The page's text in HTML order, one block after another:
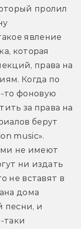
пролил
явление
которая
права на
Когда по
то фоновую
за права на
берут
music».
не имеют
ни издать
не вставят в
дома
песни, и
таки